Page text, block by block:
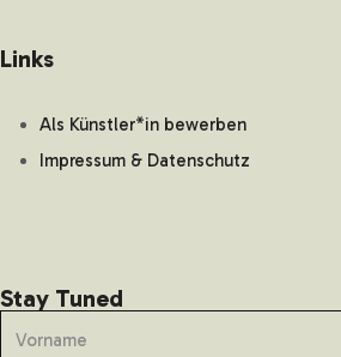
Links
Als Künstler*in bewerben
Impressum & Datenschutz
Stay Tuned